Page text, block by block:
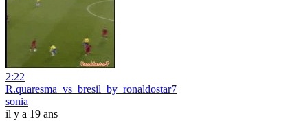
2:22
R.quaresma_vs_bresil_by_ronaldostar7
sonia
il y a 19 ans